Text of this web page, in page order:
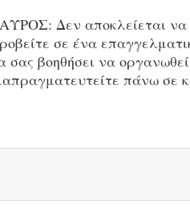
Δεν αποκλείεται
σε ένα
σας βοηθήσει να
πάνω σε